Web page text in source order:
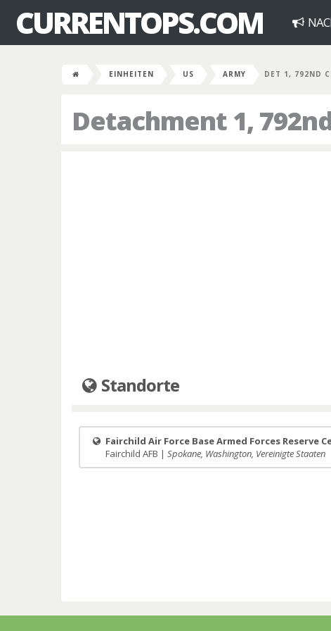
CURRENTOPS.COM
EINHEITEN US ARMY DET 1, 792ND
Detachment 1,
Standorte
Fairchild Air Force Base Armed Forces Reserve
Fairchild AFB | Spokane, Washington, Vereinigte Staaten